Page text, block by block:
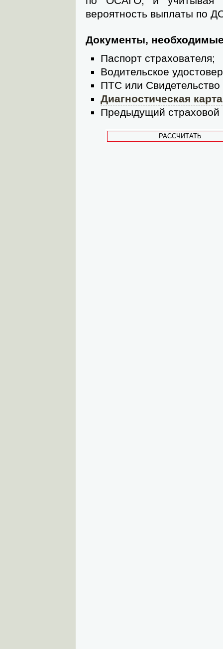
вероятность выплаты по
Документы,
Паспорт страхователя;
Водительское
ПТС или
Диагностическая карта
Предыдущий страховой
РАССЧИТАТЬ